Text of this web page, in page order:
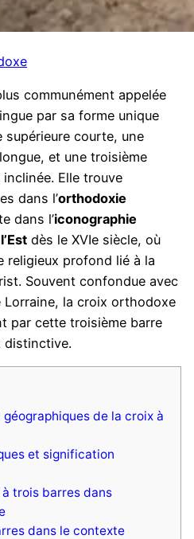
communément appelée
par sa forme unique
courte, une
et une troisième
Elle trouve
dans l’orthodoxie
dans l’iconographie
dès le XVIe siècle, où
religieux profond lié à la
Souvent confondue avec
Lorraine, la croix orthodoxe
par cette troisième barre
distinctive.
de la croix à
et signification
trois barres dans
dans le contexte